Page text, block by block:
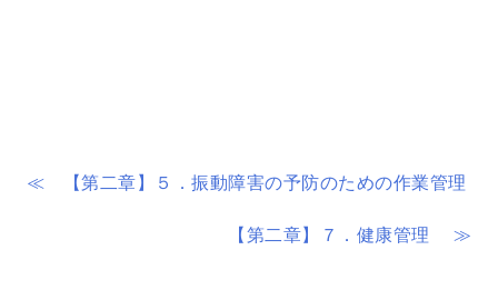
≪ 【第二章】５．振動障害の予防のための作業管理
【第二章】７．健康管理 ≫